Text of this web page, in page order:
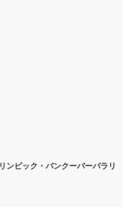
ンピック・バンクーバーパラリ